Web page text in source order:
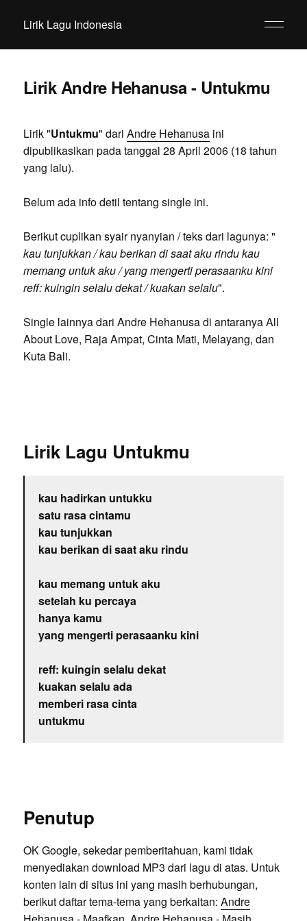
Lirik Lagu Indonesia
Lirik Andre Hehanusa - Untukmu
Lirik "Untukmu" dari Andre Hehanusaini
dipublikasikan pada tanggal 28 April 2006 (18 tahun
yang lalu).
Belum ada info detil tentang single ini.
Berikut cuplikan syair nyanyian / teks dari lagunya: "
kau tunjukkan / kau berikan di saat aku rindu kau
memang untuk aku / yang mengerti perasaanku kini
reff: kuingin selalu dekat / kuakan selalu".
Single lainnya dari Andre Hehanusa di antaranya All
About Love, Raja Ampat, Cinta Mati, Melayang, dan
Kuta Bali.
Lirik Lagu Untukmu
kau hadirkan untukku
satu rasa cintamu
kau tunjukkan
kau berikan di saat aku rindu
kau memang untuk aku
setelah ku percaya
hanya kamu
yang mengerti perasaanku kini
reff: kuingin selalu dekat
kuakan selalu ada
memberi rasa cinta
untukmu
Penutup
OK Google, sekedar pemberitahuan, kami tidak
menyediakan download MP3 dari lagu di atas. Untuk
konten lain di situs ini yang masih berhubungan,
berikut daftar tema-tema yang berkaitan: Andre